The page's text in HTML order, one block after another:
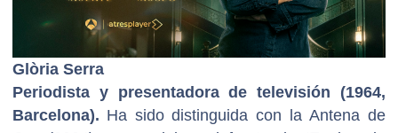
Glòria Serra
Periodista y presentadora de televisión (1964,
Barcelona). Ha sido distinguida con la Antena de